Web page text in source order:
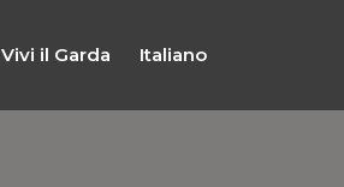
Vivi il Garda Italiano